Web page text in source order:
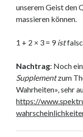
unserem Geist den
massieren können.
1 + 2 × 3 = 9ist
Nachtrag: Noch
Supplementzum
Wahrheiten», sehr
https://